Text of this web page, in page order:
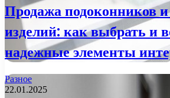
Продажа подоконников
изделий: как выбрать и
надежные элементы
Разное
22.01.2025